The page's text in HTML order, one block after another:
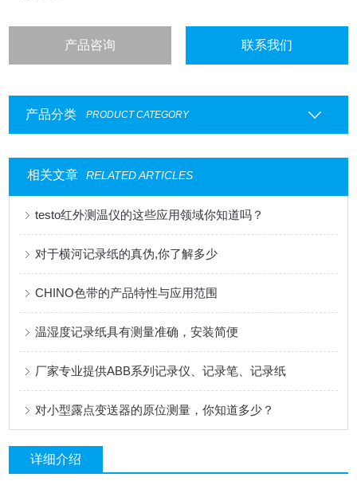
产品咨询 联系我们
产品分类 PRODUCT CATEGORY
相关文章 RELATED ARTICLES
testo红外测温仪的这些应用领域你知道吗？
对于横河记录纸的真伪,你了解多少
CHINO色带的产品特性与应用范围
温湿度记录纸具有测量准确，安装简便
厂家专业提供ABB系列记录仪、记录笔、记录纸
对小型露点变送器的原位测量，你知道多少？
详细介绍